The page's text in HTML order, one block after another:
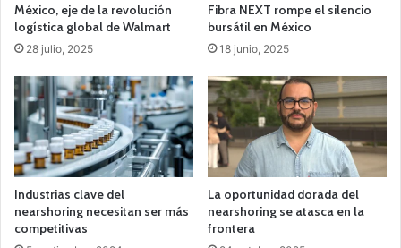
México, eje de la revolución
logística global de Walmart
28 julio, 2025
Fibra NEXT rompe el silencio
bursátil en México
18 junio, 2025
Industrias clave del
nearshoring necesitan ser más
competitivas
La oportunidad dorada del
nearshoring se atasca en la
frontera